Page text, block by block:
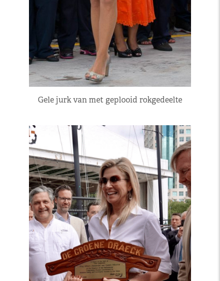
Gele jurk van met geplooid rokgedeelte